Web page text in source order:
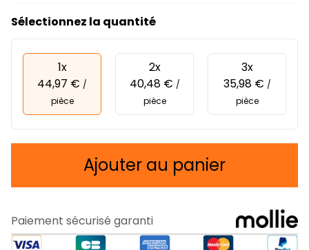
Sélectionnez la quantité
1x
44,97 € /
pièce
2x
40,48 € /
pièce
3x
35,98 € /
pièce
Ajouter au panier
Paiement sécurisé garanti